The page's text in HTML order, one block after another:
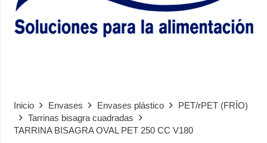
Inicio Envases Envases plástico
PET/rPET (FRÍO)
Tarrinas bisagra cuadradas
TARRINA BISAGRA OVAL PET 250 CC V180